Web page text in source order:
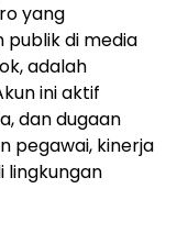
yang
di media
adalah
ini aktif
dan dugaan
pegawai, kinerja
lingkungan